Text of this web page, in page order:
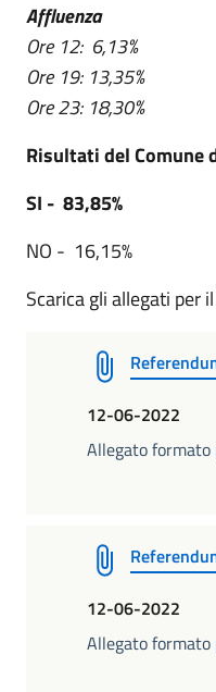
Affluenza
Ore 12: 6,13%
Ore 19: 13,35%
Ore 23: 18,30%
Risultati del Comune
SI - 83,85%
NO - 16,15%
Scarica gli allegati per
12-06-2022
Allegato formato
12-06-2022
Allegato formato